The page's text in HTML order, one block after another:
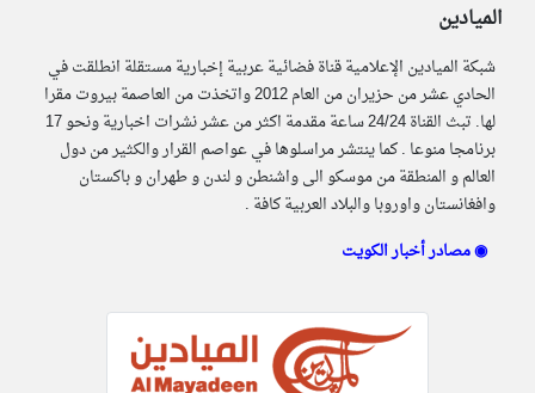
أخر أخبار الوطن العربي
من نحن
إتصل بنا
شروط الاستخدام
سياسة الخصوصية
الميادين
شبكة الميادين الإعلامية قناة فضائية عربية إخبارية مستقلة انطلقت في
الحادي عشر من حزيران من العام 2012 واتخذت من العاصمة بيروت مقرا
لها. تبث القناة 24/24 ساعة مقدمة اكثر من عشر نشرات اخبارية ونحو 17
برنامجا منوعا . كما ينتشر مراسلوها في عواصم القرار والكثير من دول
العالم و المنطقة من موسكو الى واشنطن و لندن و طهران و باكستان
وافغانستان واوروبا والبلاد العربية كافة .
مصادر أخبار الكويت ◉
مقالات
لم تقم بقراءة اي مقال مؤخرا